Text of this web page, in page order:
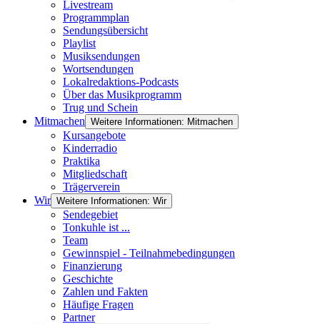
Livestream
Programmplan
Sendungsübersicht
Playlist
Musiksendungen
Wortsendungen
Lokalredaktions-Podcasts
Über das Musikprogramm
Trug und Schein
Mitmachen Weitere Informationen: Mitmachen
Kursangebote
Kinderradio
Praktika
Mitgliedschaft
Trägerverein
Wir Weitere Informationen: Wir
Sendegebiet
Tonkuhle ist ...
Team
Gewinnspiel - Teilnahmebedingungen
Finanzierung
Geschichte
Zahlen und Fakten
Häufige Fragen
Partner